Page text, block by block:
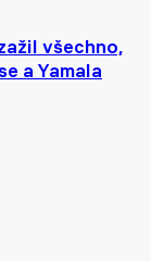
všechno,
a Yamala